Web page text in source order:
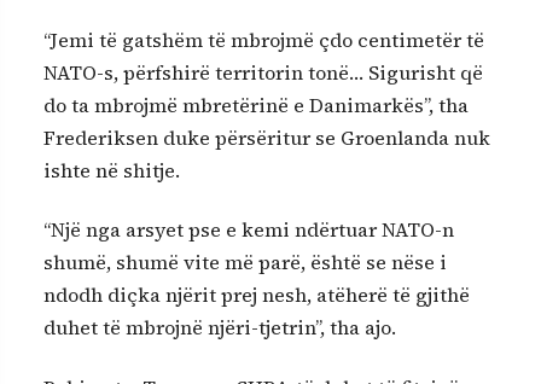
“Jemi të gatshëm të mbrojmë çdo centimetër të
NATO-s, përfshirë territorin tonë… Sigurisht që
do ta mbrojmë mbretërinë e Danimarkës”, tha
Frederiksen duke përsëritur se Groenlanda nuk
ishte në shitje.
“Një nga arsyet pse e kemi ndërtuar NATO-n
shumë, shumë vite më parë, është se nëse i
ndodh diçka njërit prej nesh, atëherë të gjithë
duhet të mbrojnë njëri-tjetrin”, tha ajo.